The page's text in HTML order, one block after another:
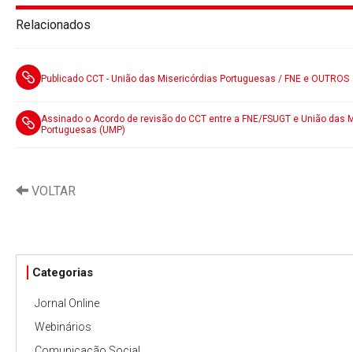
Relacionados
Publicado CCT - União das Misericórdias Portuguesas / FNE e OUTROS
Assinado o Acordo de revisão do CCT entre a FNE/FSUGT e União das
Portuguesas (UMP)
VOLTAR
Categorias
Jornal Online
Webinários